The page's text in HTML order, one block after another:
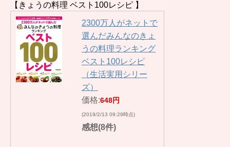
【きょうの料理 ベスト100レシピ 】
2300万人がネットで
選んだみんなのきょ
うの料理ランキング
ベスト100レシピ
（生活実用シリー
ズ）
価格:648円
(2019/2/13 09:29時点)
感想(8件)